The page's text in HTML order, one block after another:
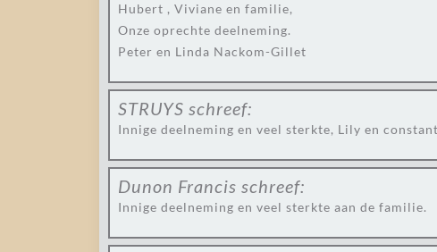
Hubert , Viviane en familie,
Onze oprechte deelneming.
Peter en Linda Nackom-Gillet
STRUYS schreef:
Innige deelneming en veel sterkte, Lily en constant
Dunon Francis schreef:
Innige deelneming en veel sterkte aan de familie.